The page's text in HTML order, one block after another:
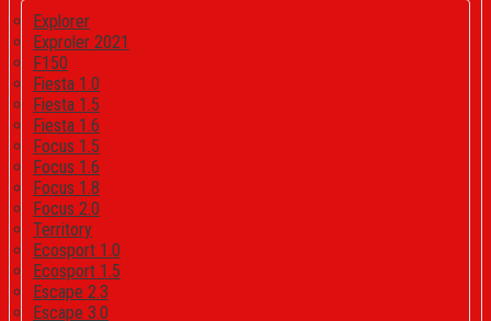
Explorer
Exproler 2021
F150
Fiesta 1.0
Fiesta 1.5
Fiesta 1.6
Focus 1.5
Focus 1.6
Focus 1.8
Focus 2.0
Territory
Ecosport 1.0
Ecosport 1.5
Escape 2.3
Escape 3.0